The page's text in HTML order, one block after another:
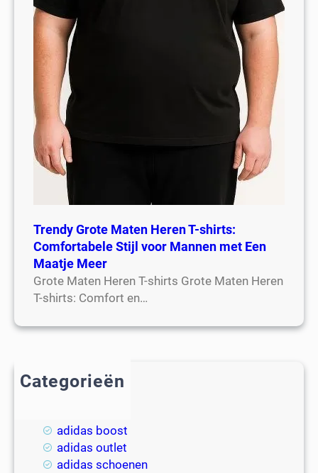
Trendy Grote Maten Heren T-shirts:
Comfortabele Stijl voor Mannen met Een
Maatje Meer
Grote Maten Heren T-shirts Grote Maten Heren
T-shirts: Comfort en…
Categorieën
adidas boost
adidas outlet
adidas schoenen